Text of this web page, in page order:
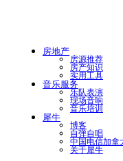
房地产
房源推荐
房产知识
实用工具
音乐服务
乐队表演
现场音响
音乐培训
犀牛
博客
自弹自唱
中国电信加拿
关于犀牛